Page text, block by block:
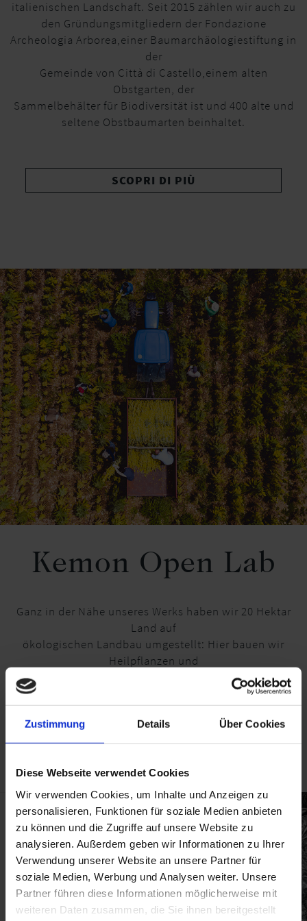
Zustimmung Details Über Cookies
Diese Webseite verwendet Cookies
Wir verwenden Cookies, um Inhalte und Anzeigen zu
personalisieren, Funktionen für soziale Medien anbieten
zu können und die Zugriffe auf unsere Website zu
analysieren. Außerdem geben wir Informationen zu Ihrer
Verwendung unserer Website an unsere Partner für
soziale Medien, Werbung und Analysen weiter. Unsere
Partner führen diese Informationen möglicherweise mit
weiteren Daten zusammen, die Sie ihnen bereitgestellt
italienischen Landschaft. Seit 2015 zählen wir auch zu
den Gründungsmitgliedern der Fondazione
Archeologia Arborea,einer Baumarchäologiestiftung in
der
Gemeinde von Città di Castello,einem alten
Obstgarten, der
Sammelbehälter für Biodiversität ist und 400 alte und
seltene Obstbaumarten beinhaltet.
SCOPRI DI PIÙ
Kemon Open Lab
Ganz in der Nähe unseres Werks haben wir 20 Hektar
Land auf
ökologischen Landbau umgestellt: Hier bauen wir
Heilpflanzen und
lokale Kulturen an: Ein „grünes“ Forschungslabor
um die besten biologischen Inhaltsstoffe zur
Herstellung
nachhaltiger Kosmetik zu testen.